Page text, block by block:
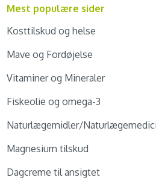
Mest populære sider
Kosttilskud og helse
Mave og Fordøjelse
Vitaminer og Mineraler
Fiskeolie og omega-3
Naturlægemidler/
Magnesium tilskud
Dagcreme til ansigtet